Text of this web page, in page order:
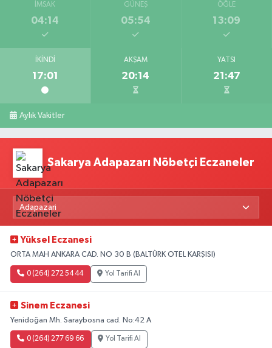
İMSAK
04:14
GÜNEŞ
05:54
ÖĞLE
13:09
İKINDI
17:01
AKŞAM
20:14
YATSI
21:47
Aylık Vakitler
Sakarya Adapazarı Nöbetçi Eczaneler
Yüksel Eczanesi
ORTA MAH ANKARA CAD. NO 30 B (BALTÜRK OTEL KARŞISI)
0 (264) 272 54 44 Yol Tarifi Al
Sinem Eczanesi
Yenidoğan Mh. Saraybosna cad. No:42 A
0 (264) 277 69 66 Yol Tarifi Al